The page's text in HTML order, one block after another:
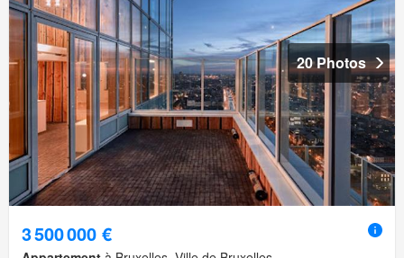
20 Photos
3 500 000 €